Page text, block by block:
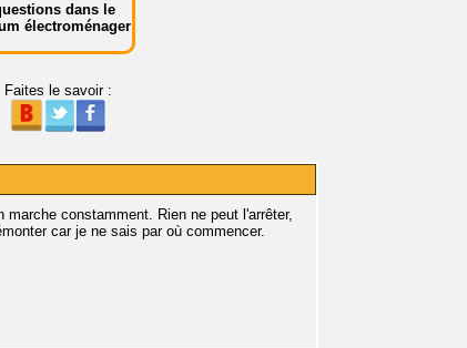
dans le
électroménager
Faites le savoir :
constamment. Rien ne peut l'arrêter,
car je ne sais par où commencer.